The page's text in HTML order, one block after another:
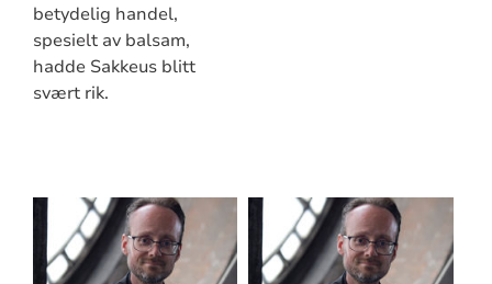
betydelig handel,
spesielt av balsam,
hadde Sakkeus blitt
svært rik.